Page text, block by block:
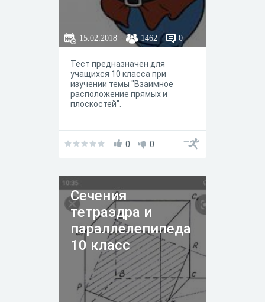
15.02.2018 1462 0
Тест предназначен для
учащихся 10 класса при
изучении темы "Взаимное
расположение прямых и
плоскостей".
0 0
Сечения
тетраэдра и
параллелепипеда
10 класс